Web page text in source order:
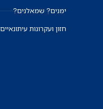
ימנים? שמאלנים?
חזון ועקרונות עיתונאיים